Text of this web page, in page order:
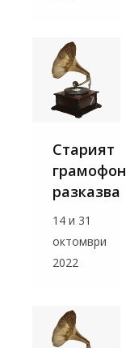
Старият
грамофон
разказва
14 и 31
октомври
2022